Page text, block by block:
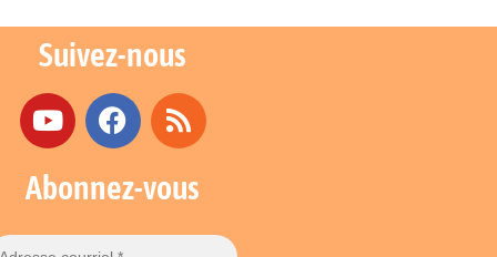
Suivez-nous
Abonnez-vous